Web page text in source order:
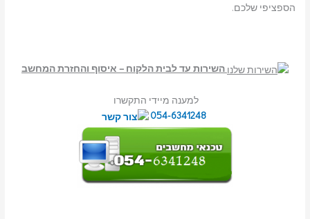
הספציפי שלכם.
השירות עד לבית הלקוח – איסוף והחזרת המחשב
למענה מיידי התקשרו
054-6341248